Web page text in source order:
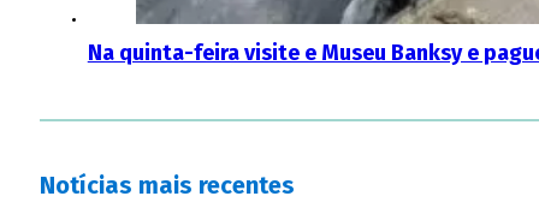
Na quinta-feira visite e Museu Banksy e
Notícias mais recentes